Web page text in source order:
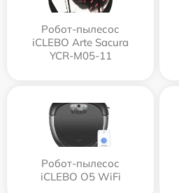
Робот-пылесос
iCLEBO Arte Sacura
YCR-M05-11
Робот-пылесос
iCLEBO O5 WiFi